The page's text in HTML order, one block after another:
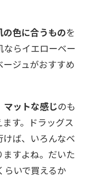
の色に合うものを
らイエローベー
ジュがおすすめ
マットな感じのも
す。ドラッグス
けば、いろんなベ
すよね。だいた
らいで買えるか